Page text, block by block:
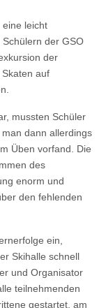
eine leicht
der GSO
der
auf
mussten Schüler
dann allerdings
Üben vorfand. Die
des
enorm und
den fehlenden
ein,
Skihalle schnell
und Organisator
teilnehmenden
gestartet, am